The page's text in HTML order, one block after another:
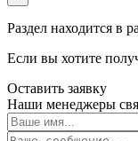
Раздел находится в
Если вы хотите
Оставить заявку
Наши менеджеры